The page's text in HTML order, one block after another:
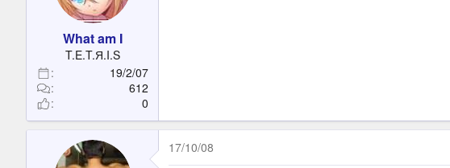
e
r
What am I
T.E.T.Я.I.S
19/2/07
612
0
17/10/08